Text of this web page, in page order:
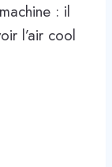
: il
l’air cool